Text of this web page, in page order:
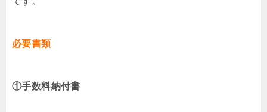
必要書類
①手数料納付書